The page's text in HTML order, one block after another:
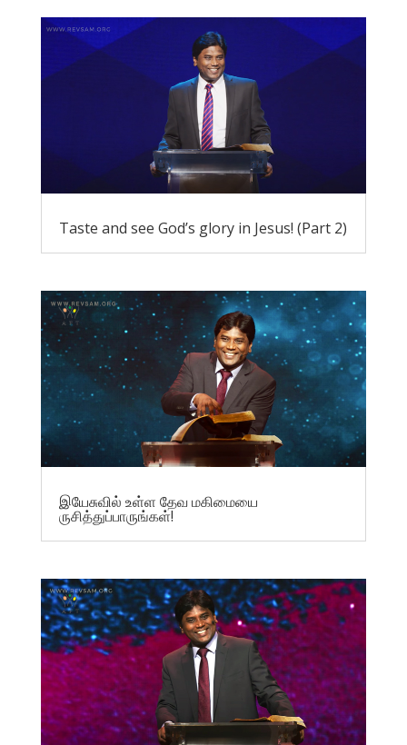
Taste and see God’s glory in Jesus! (Part 2)
இயேசுவில் உள்ள தேவ மகிமையை
ருசித்துப்பாருங்கள்!